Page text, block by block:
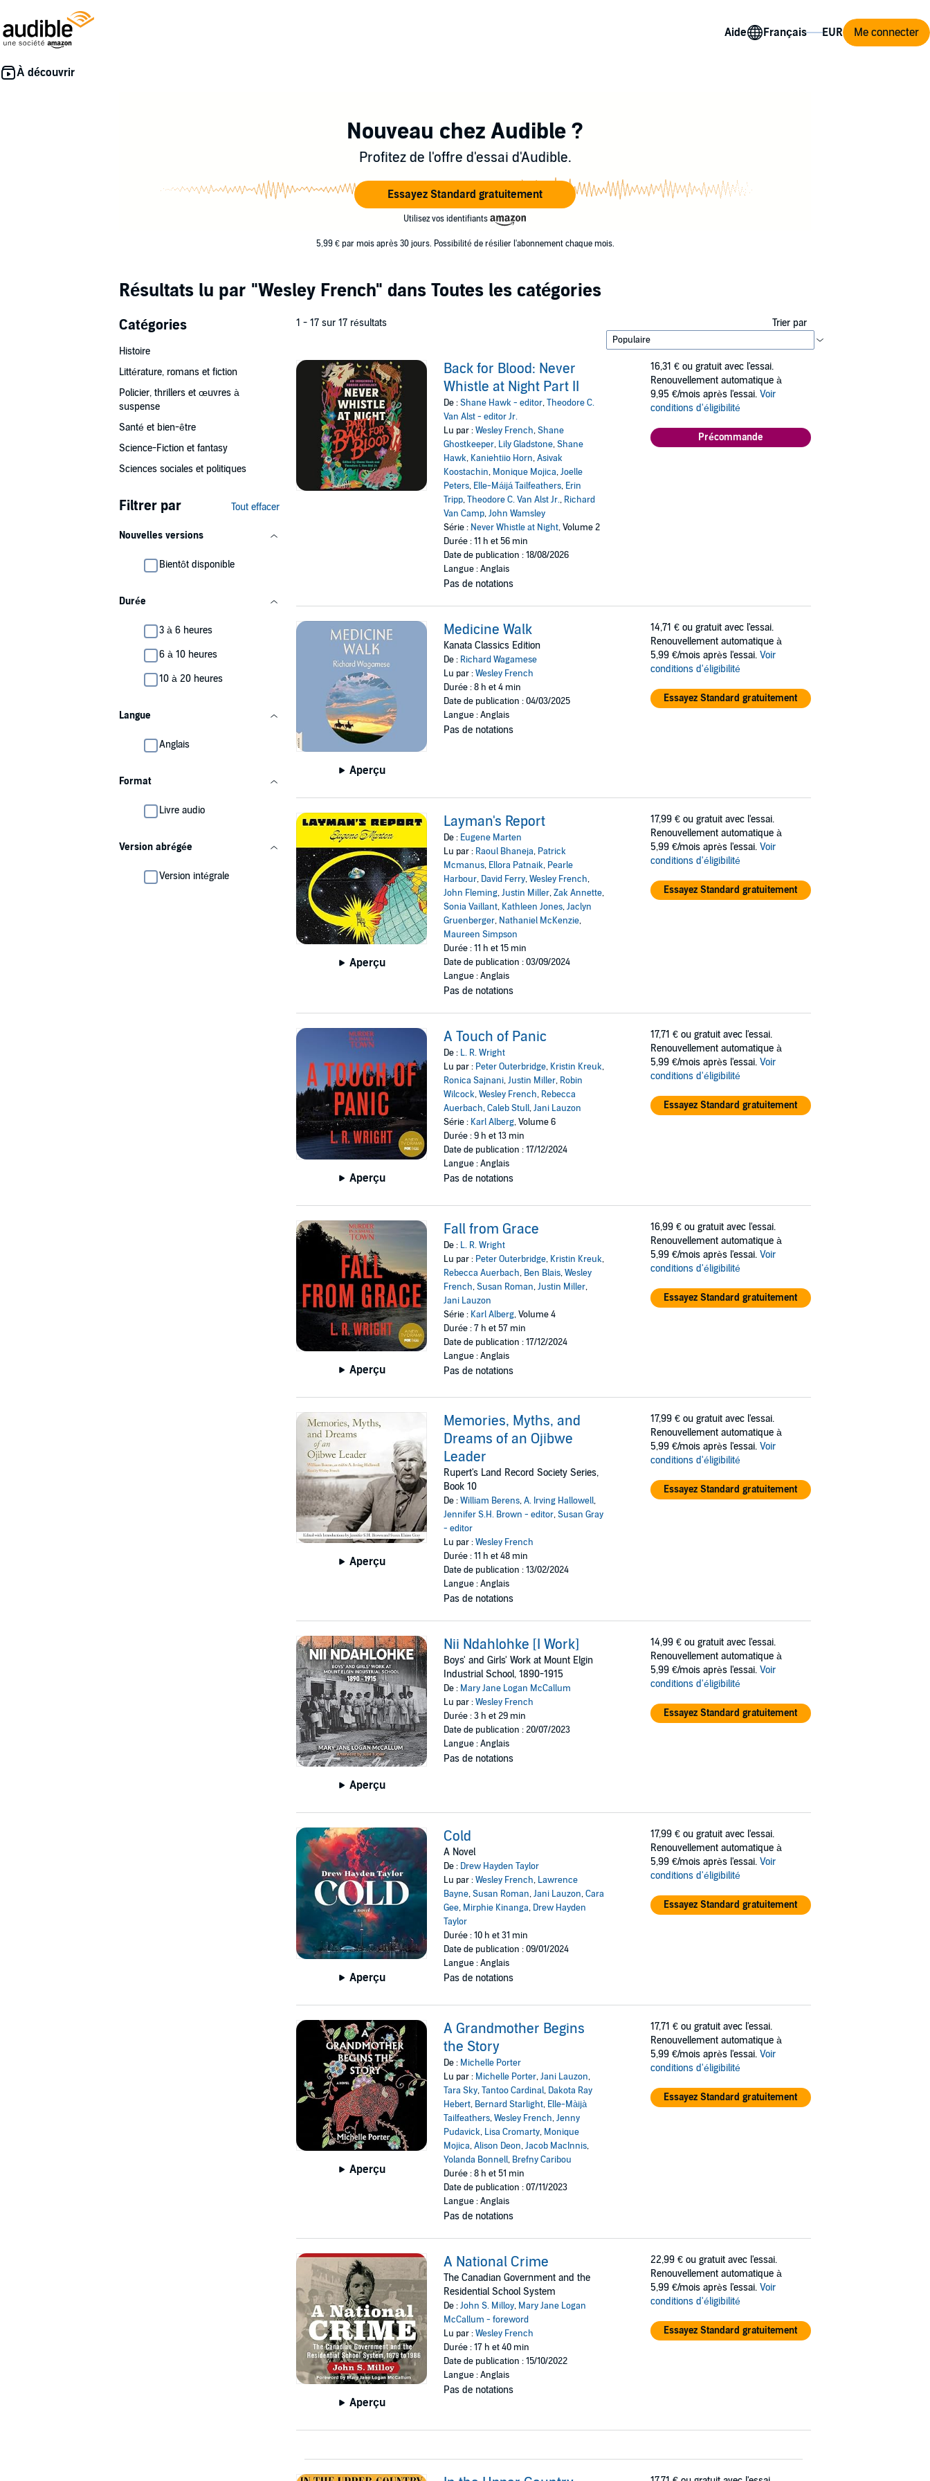
Aide Me connecter
Nouveau chez Audible ?
Profitez de l'offre d'essai d'Audible.
Essayez Standard gratuitement
Utilisez vos identifiants
5,99 € par mois après 30 jours. Possibilité de résilier l'abonnement chaque mois.
Résultats lu par "Wesley French" dans Toutes les catégories
Catégories
Histoire
Littérature, romans et fiction
Policier, thrillers et œuvres à
suspense
Santé et bien-être
Science-Fiction et fantasy
Sciences sociales et politiques
Filtrer par Tout effacer
Nouvelles versions
Bientôt disponible
Durée
3 à 6 heures
6 à 10 heures
10 à 20 heures
Langue
Anglais
Format
Livre audio
Version abrégée
Version intégrale
1 - 17 sur 17 résultats Trier par
Back for Blood: Never
Whistle at Night Part II
De :Shane Hawk - editor,Theodore C.
Van Alst - editor Jr.
Lu par :Wesley French,Shane
Ghostkeeper, Lily Gladstone,Shane
Hawk, Kaniehtiio Horn,Asivak
Koostachin, Monique Mojica,Joelle
Peters, Elle-Máijá Tailfeathers, Erin
Tripp,Theodore C. Van Alst Jr., Richard
Van Camp,John Wamsley
Série : Never Whistle at Night, Volume 2
Durée : 11 h et 56 min
Date de publication : 18/08/2026
Langue : Anglais
Pas de notations
16,31 € ou gratuit avec l'essai.
Renouvellement automatique à
9,95 €/mois après l'essai. Voir
conditions d'éligibilité
Précommande
Aperçu
Medicine Walk
Kanata Classics Edition
De : Richard Wagamese
Lu par :Wesley French
Durée : 8 h et 4 min
Date de publication : 04/03/2025
Langue : Anglais
Pas de notations
14,71 € ou gratuit avec l'essai.
Renouvellement automatique à
5,99 €/mois après l'essai. Voir
conditions d'éligibilité
Essayez Standard gratuitement
Aperçu
Layman's Report
De : Eugene Marten
Lu par : Raoul Bhaneja, Patrick
Mcmanus, Ellora Patnaik, Pearle
Harbour, David Ferry,Wesley French,
John Fleming,Justin Miller,Zak Annette,
Sonia Vaillant, Kathleen Jones,Jaclyn
Gruenberger, Nathaniel McKenzie,
Maureen Simpson
Durée : 11 h et 15 min
Date de publication : 03/09/2024
Langue : Anglais
Pas de notations
17,99 € ou gratuit avec l'essai.
Renouvellement automatique à
5,99 €/mois après l'essai. Voir
conditions d'éligibilité
Essayez Standard gratuitement
Aperçu
A Touch of Panic
De : L. R. Wright
Lu par : Peter Outerbridge, Kristin Kreuk,
Ronica Sajnani,Justin Miller, Robin
Wilcock,Wesley French, Rebecca
Auerbach,Caleb Stull,Jani Lauzon
Série : Karl Alberg, Volume 6
Durée : 9 h et 13 min
Date de publication : 17/12/2024
Langue : Anglais
Pas de notations
17,71 € ou gratuit avec l'essai.
Renouvellement automatique à
5,99 €/mois après l'essai. Voir
conditions d'éligibilité
Essayez Standard gratuitement
Aperçu
Fall from Grace
De : L. R. Wright
Lu par : Peter Outerbridge, Kristin Kreuk,
Rebecca Auerbach, Ben Blais,Wesley
French,Susan Roman,Justin Miller,
Jani Lauzon
Série : Karl Alberg, Volume 4
Durée : 7 h et 57 min
Date de publication : 17/12/2024
Langue : Anglais
Pas de notations
16,99 € ou gratuit avec l'essai.
Renouvellement automatique à
5,99 €/mois après l'essai. Voir
conditions d'éligibilité
Essayez Standard gratuitement
Aperçu
Memories, Myths, and
Dreams of an Ojibwe
Leader
Rupert's Land Record Society Series,
Book 10
De :William Berens,A. Irving Hallowell,
Jennifer S.H. Brown - editor,Susan Gray
- editor
Lu par :Wesley French
Durée : 11 h et 48 min
Date de publication : 13/02/2024
Langue : Anglais
Pas de notations
17,99 € ou gratuit avec l'essai.
Renouvellement automatique à
5,99 €/mois après l'essai. Voir
conditions d'éligibilité
Essayez Standard gratuitement
Aperçu
Nii Ndahlohke [I Work]
Boys' and Girls' Work at Mount Elgin
Industrial School, 1890-1915
De : Mary Jane Logan McCallum
Lu par :Wesley French
Durée : 3 h et 29 min
Date de publication : 20/07/2023
Langue : Anglais
Pas de notations
14,99 € ou gratuit avec l'essai.
Renouvellement automatique à
5,99 €/mois après l'essai. Voir
conditions d'éligibilité
Essayez Standard gratuitement
Aperçu
Cold
A Novel
De : Drew Hayden Taylor
Lu par :Wesley French, Lawrence
Bayne,Susan Roman,Jani Lauzon,Cara
Gee, Mirphie Kinanga, Drew Hayden
Taylor
Durée : 10 h et 31 min
Date de publication : 09/01/2024
Langue : Anglais
Pas de notations
17,99 € ou gratuit avec l'essai.
Renouvellement automatique à
5,99 €/mois après l'essai. Voir
conditions d'éligibilité
Essayez Standard gratuitement
Aperçu
A Grandmother Begins
the Story
De : Michelle Porter
Lu par : Michelle Porter,Jani Lauzon,
Tara Sky,Tantoo Cardinal, Dakota Ray
Hebert, Bernard Starlight, Elle-Màijà
Tailfeathers,Wesley French,Jenny
Pudavick, Lisa Cromarty, Monique
Mojica,Alison Deon,Jacob MacInnis,
Yolanda Bonnell, Brefny Caribou
Durée : 8 h et 51 min
Date de publication : 07/11/2023
Langue : Anglais
Pas de notations
17,71 € ou gratuit avec l'essai.
Renouvellement automatique à
5,99 €/mois après l'essai. Voir
conditions d'éligibilité
Essayez Standard gratuitement
Aperçu
A National Crime
The Canadian Government and the
Residential School System
De :John S. Milloy, Mary Jane Logan
McCallum - foreword
Lu par :Wesley French
Durée : 17 h et 40 min
Date de publication : 15/10/2022
Langue : Anglais
Pas de notations
22,99 € ou gratuit avec l'essai.
Renouvellement automatique à
5,99 €/mois après l'essai. Voir
conditions d'éligibilité
Essayez Standard gratuitement